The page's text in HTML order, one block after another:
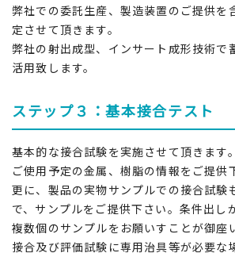
弊社での委託生産、製造装置のご提供を
定させて頂きます。
弊社の射出成型、インサート成形技術で
活用致します。
ステップ３：基本接合テスト
基本的な接合試験を実施させて頂きます
ご使用予定の金属、樹脂の情報をご提供
更に、製品の実物サンプルでの接合試験
で、サンプルをご提供下さい。条件出し
複数個のサンプルをお願いすことが御座
接合及び評価試験に専用治具等が必要な